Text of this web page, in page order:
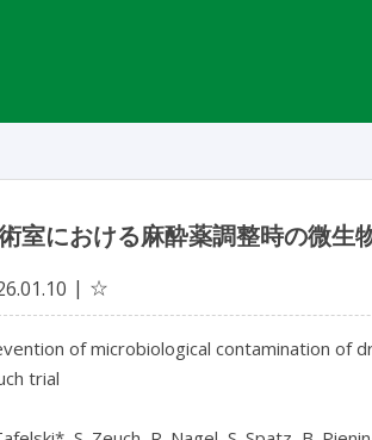
室における麻酔薬調整時の微
☆
of microbiological contamination of
trial